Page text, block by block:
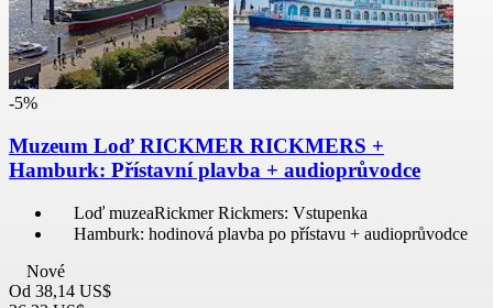
-5%
Muzeum Loď RICKMER RICKMERS +
Hamburk: Přístavní plavba + audioprůvodce
Loď muzeaRickmer Rickmers: Vstupenka
Hamburk: hodinová plavba po přístavu + audioprůvodce
Nové
Od 38,14 US$